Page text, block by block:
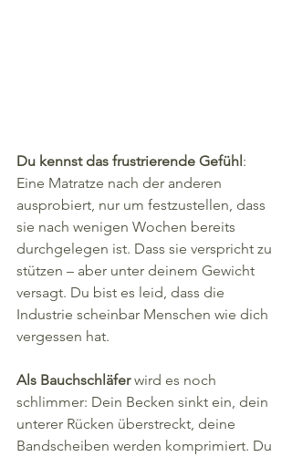
Du kennst das frustrierende Gefühl:
Eine Matratze nach der anderen
ausprobiert, nur um festzustellen, dass
sie nach wenigen Wochen bereits
durchgelegen ist. Dass sie verspricht zu
stützen – aber unter deinem Gewicht
versagt. Du bist es leid, dass die
Industrie scheinbar Menschen wie dich
vergessen hat.
Als Bauchschläfer wird es noch
schlimmer: Dein Becken sinkt ein, dein
unterer Rücken überstreckt, deine
Bandscheiben werden komprimiert. Du